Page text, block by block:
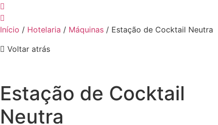
Início / Hotelaria / Máquinas / Estação de Cocktail Neutra
Voltar atrás
Estação de Cocktail
Neutra